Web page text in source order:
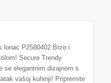
lonac P2580402 Brzo i
Secure Trendy
se elegantnim dizajnom s
vašoj kuhinji! Pripremite